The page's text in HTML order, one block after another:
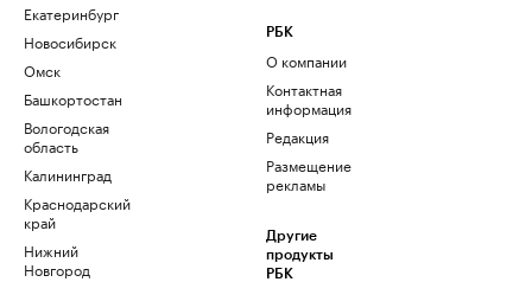
Екатеринбург
Новосибирск
Омск
Башкортостан
Вологодская
область
Калининград
Краснодарский
край
Нижний
Новгород
РБК
О компании
Контактная
информация
Редакция
Размещение
рекламы
Другие
продукты
РБК